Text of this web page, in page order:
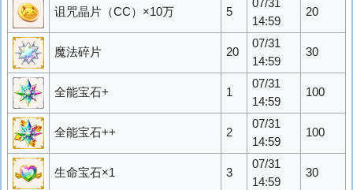
诅咒晶片（CC）×10万 5
07/31
14:59
20
魔法碎片 20
07/31
14:59
30
全能宝石+ 1
07/31
14:59
100
全能宝石++ 2
07/31
14:59
100
生命宝石×1 3
07/31
14:59
30